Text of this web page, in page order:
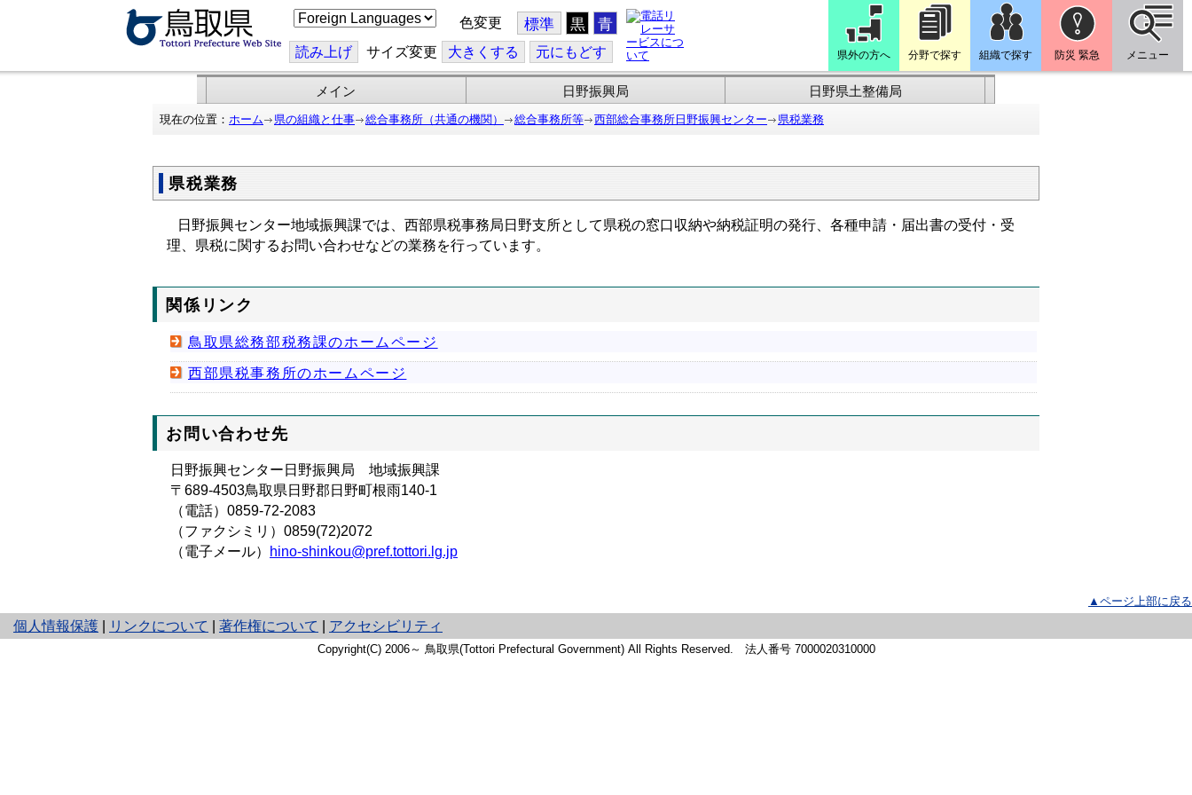
こ
の
ジ
を
訳
す
色変更 標準 黒 青
読み上げ サイズ変更 大きくする 元にもどす 県外の方へ 分野で探す 組織で探す 防災 緊急 メニュー
メイン 日野振興局 日野県土整備局
現在の位置： ホーム 県の組織と仕事 総合事務所（共通の機関） 総合事務所等 西部総合事務所日野振興センター 県税業務
県税業務
日野振興センター地域振興課では、西部県税事務局日野支所として県税の窓口収納や納税証明の発行、各種申請・届出書の受付・受
理、県税に関するお問い合わせなどの業務を行っています。
関係リンク
鳥取県総務部税務課のホームページ
西部県税事務所のホームページ
お問い合わせ先
日野振興センター日野振興局 地域振興課
〒689-4503鳥取県日野郡日野町根雨140-1
（電話） 0859-72-2083
（ファクシミリ）0859(72)2072
（電子メール）
hino-shinkou@pref.tottori.lg.jp
▲ページ上部に戻る
個人情報保護
と
り
リンクについて 著作権について アクセシビリティ
Copyright(C) 2006～ 鳥取県(Tottori Prefectural Government) All Rights Reserved. 法人番号 7000020310000